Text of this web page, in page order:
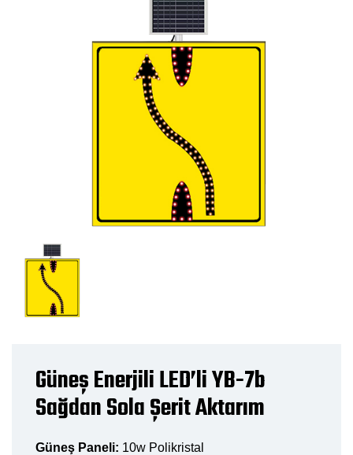
Güneş Enerjili LED’li YB-7b
Sağdan Sola Şerit Aktarım
Güneş Paneli: 10w Polikristal